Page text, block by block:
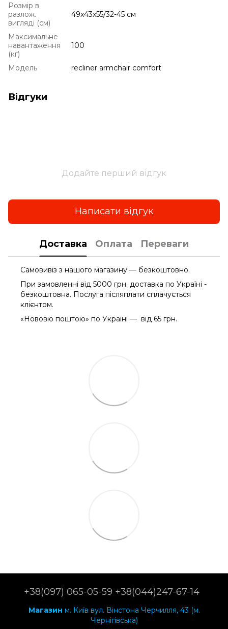
Розмір в
разлож.
вигляді (см)
49x43x55/32-45 см
Максимальне
навантаження
(кг)
100
Модель recliner armchair comfort
Відгуки
Додайте перший відгук
Написати відгук
Доставка Оплата Переваги
Самовивіз з нашого магазину — безкоштовно.
При замовленні від 5000 грн. доставка по Україні -
безкоштовна. Послуга післяплати сплачується
клієнтом.
«Нововю поштою» по Україні — від 65 грн.
+38(097) 065-05-59 +38(044)247-67-14
Магазин м. Київ вул. Вінстона Черчилля, 43 (м.
Чернігівська)